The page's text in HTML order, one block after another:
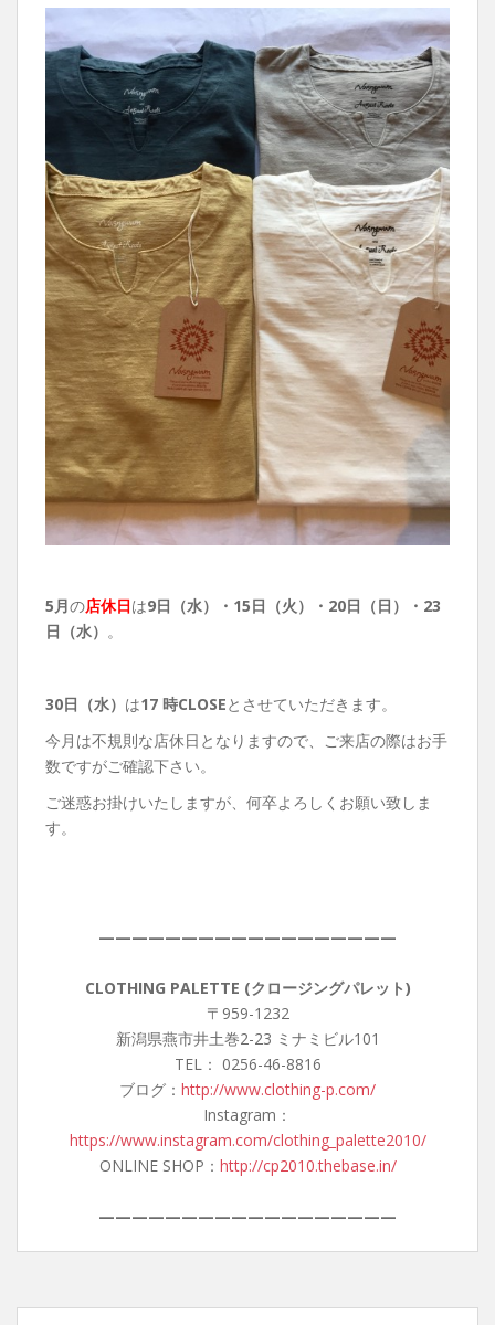
5月の店休日は9日（水）・ 15日（火）・20日（日）・23
日（水） 。
30日（水） は17 時CLOSEとさせていただきます。
今月は不規則な店休日となりますので、ご来店の際はお手
数ですがご確認下さい。
ご迷惑お掛けいたしますが、何卒よろしくお願い致しま
す。
——————————————————
CLOTHING PALETTE (クロージングパレット)
〒959-1232
新潟県燕市井土巻2-23 ミナミビル101
TEL： 0256-46-8816
ブログ： http://www.clothing-p.com/
Instagram：
https://www.instagram.com/clothing_palette2010/
ONLINE SHOP： http://cp2010.thebase.in/
——————————————————